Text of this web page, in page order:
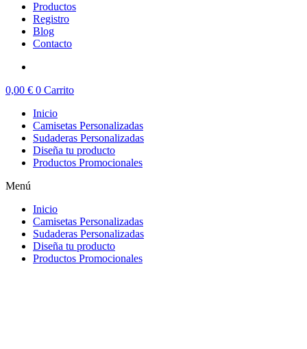
Productos
Registro
Blog
Contacto
0,00 € 0 Carrito
Inicio
Camisetas Personalizadas
Sudaderas Personalizadas
Diseña tu producto
Productos Promocionales
Menú
Inicio
Camisetas Personalizadas
Sudaderas Personalizadas
Diseña tu producto
Productos Promocionales